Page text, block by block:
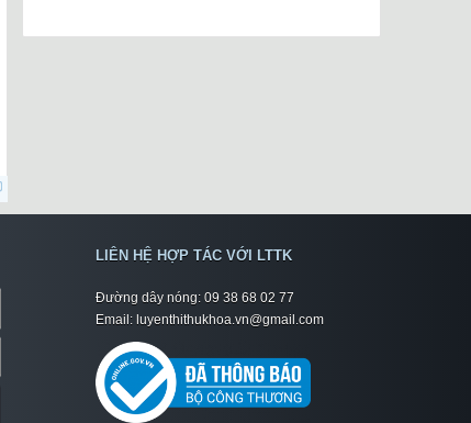
LIÊN HỆ HỢP TÁC VỚI LTTK
Đường dây nóng: 09 38 68 02 77
Email: luyenthithukhoa.vn@gmail.com